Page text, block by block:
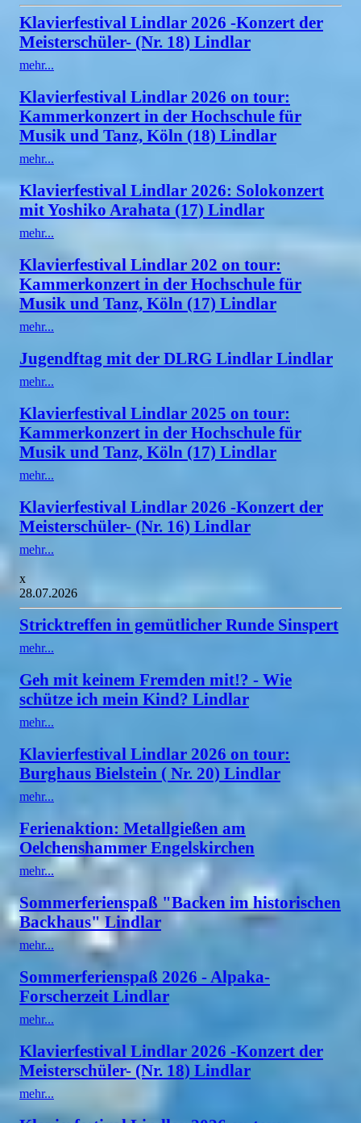
Klavierfestival Lindlar 2026 -Konzert der
Meisterschüler- (Nr. 18) Lindlar
mehr...
Klavierfestival Lindlar 2026 on tour:
Kammerkonzert in der Hochschule für
Musik und Tanz, Köln (18) Lindlar
mehr...
Klavierfestival Lindlar 2026: Solokonzert
mit Yoshiko Arahata (17) Lindlar
mehr...
Klavierfestival Lindlar 202 on tour:
Kammerkonzert in der Hochschule für
Musik und Tanz, Köln (17) Lindlar
mehr...
Jugendftag mit der DLRG Lindlar Lindlar
mehr...
Klavierfestival Lindlar 2025 on tour:
Kammerkonzert in der Hochschule für
Musik und Tanz, Köln (17) Lindlar
mehr...
Klavierfestival Lindlar 2026 -Konzert der
Meisterschüler- (Nr. 16) Lindlar
mehr...
x
28.07.2026
Stricktreffen in gemütlicher Runde Sinspert
mehr...
Geh mit keinem Fremden mit!? - Wie
schütze ich mein Kind? Lindlar
mehr...
Klavierfestival Lindlar 2026 on tour:
Burghaus Bielstein ( Nr. 20) Lindlar
mehr...
Ferienaktion: Metallgießen am
Oelchenshammer Engelskirchen
mehr...
Sommerferienspaß "Backen im historischen
Backhaus" Lindlar
mehr...
Sommerferienspaß 2026 - Alpaka-
Forscherzeit Lindlar
mehr...
Klavierfestival Lindlar 2026 -Konzert der
Meisterschüler- (Nr. 18) Lindlar
mehr...